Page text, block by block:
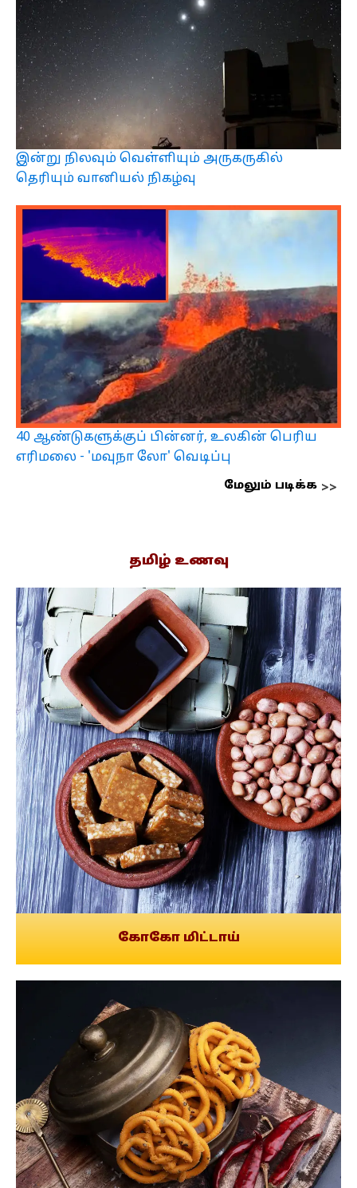
இன்று நிலவும் வெள்ளியும் அருகருகில்
தெரியும் வானியல் நிகழ்வு
40 ஆண்டுகளுக்குப் பின்னர், உலகின் பெரிய
எரிமலை - 'மவுநா லோ' வெடிப்பு
மேலும் படிக்க
தமிழ் உணவு
கோகோ மிட்டாய்